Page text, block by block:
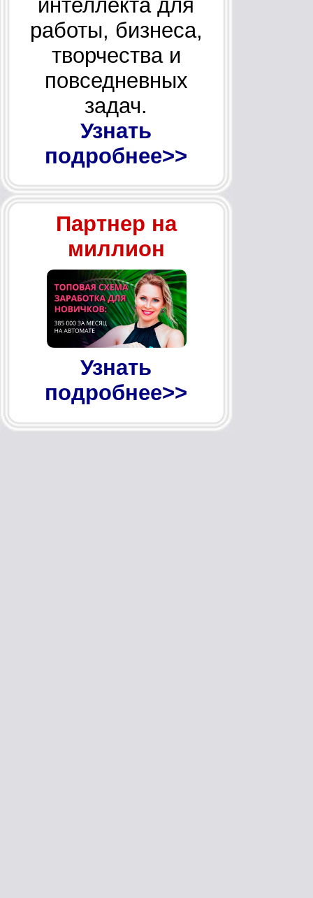
интеллекта для
работы, бизнеса,
творчества и
повседневных
задач.
Узнать
подробнее>>
Партнер на
миллион
Узнать
подробнее>>